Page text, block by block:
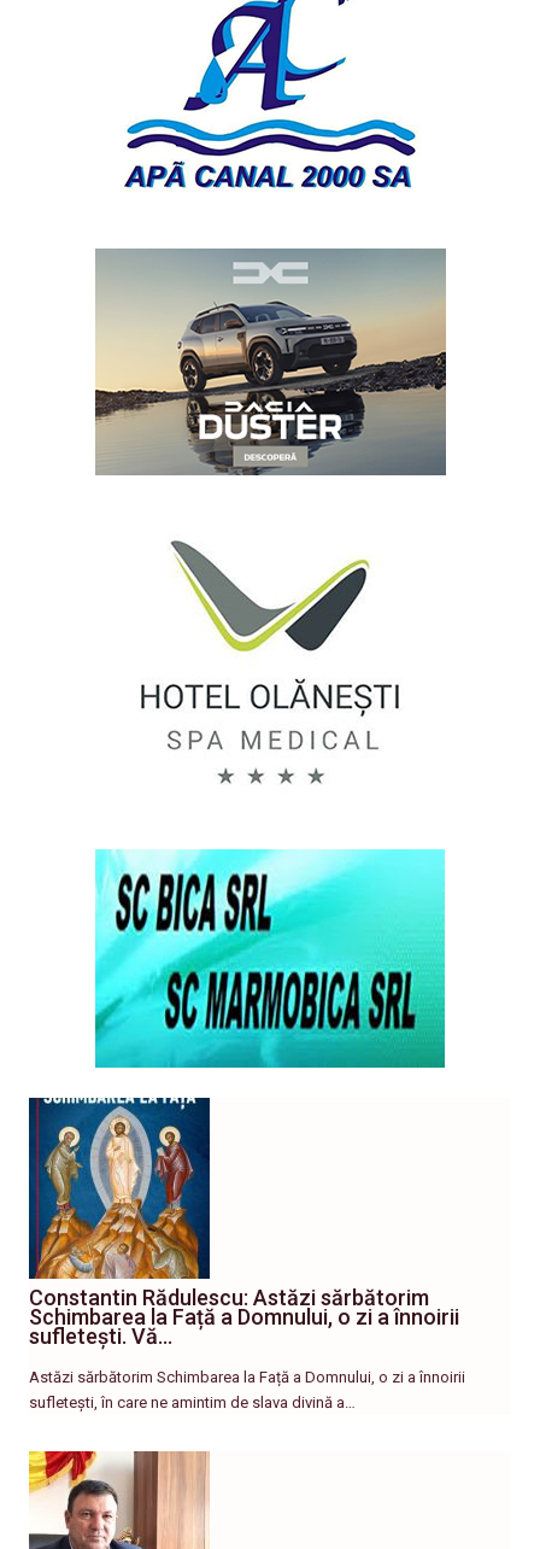
Constantin Rădulescu: Astăzi sărbătorim
Schimbarea la Față a Domnului, o zi a înnoirii
sufletești. Vă…
Astăzi sărbătorim Schimbarea la Față a Domnului, o zi a înnoirii
sufletești, în care ne amintim de slava divină a…